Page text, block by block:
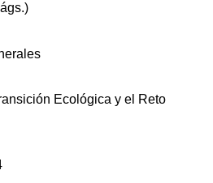
)
Ecológica y el Reto